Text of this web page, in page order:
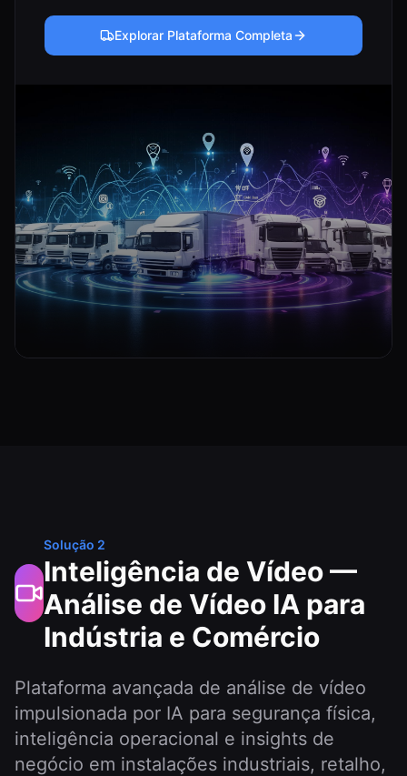
Explorar Plataforma Completa
Solução 2
Inteligência de Vídeo —
Análise de Vídeo IA para
Indústria e Comércio
Plataforma avançada de análise de vídeo
impulsionada por IA para segurança física,
inteligência operacional e insights de
negócio em instalações industriais, retalho,